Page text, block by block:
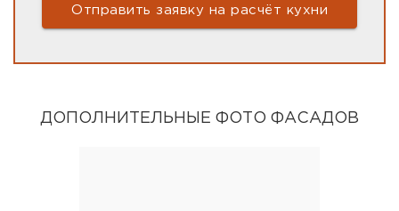
ДОПОЛНИТЕЛЬНЫЕ ФОТО ФАСАДОВ